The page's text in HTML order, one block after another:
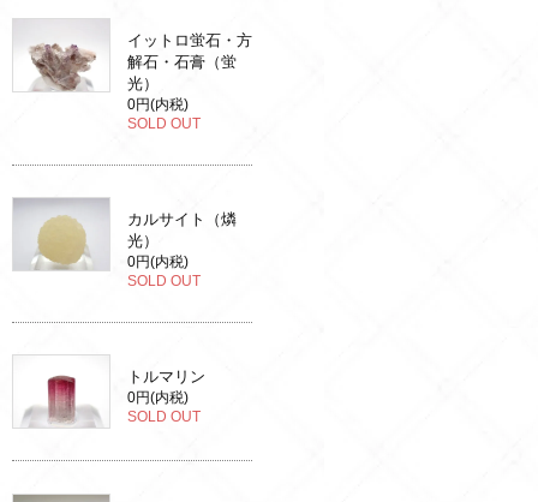
イットロ蛍石・方
解石・石膏（蛍
光）
0円(内税)
SOLD OUT
カルサイト（燐
光）
0円(内税)
SOLD OUT
トルマリン
0円(内税)
SOLD OUT